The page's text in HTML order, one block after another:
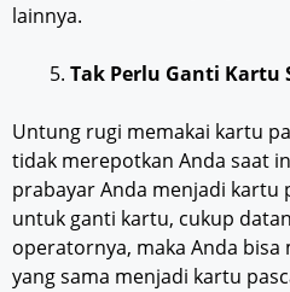
lainnya.
Tak Perlu Ganti Kartu
Untung rugi memakai kartu
tidak merepotkan Anda saat
prabayar Anda menjadi kartu
untuk ganti kartu, cukup
operatornya, maka Anda
yang sama menjadi kartu